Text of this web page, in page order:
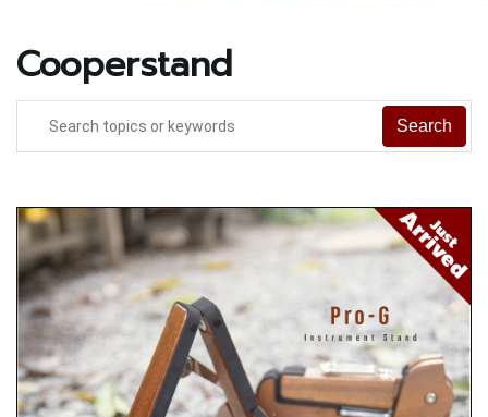
Cooperstand
Search